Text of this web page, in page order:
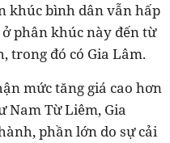
khúc bình dân vẫn hấp
phân khúc này đến từ
trong đó có Gia Lâm.
mức tăng giá cao hơn
Nam Từ Liêm, Gia
phần lớn do sự cải